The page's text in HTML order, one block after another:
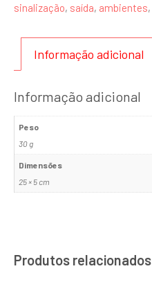
sinalização, saída, ambientes,
Informação adicional
Informação adicional
Peso
30 g
Dimensões
25 × 5 cm
Produtos relacionados